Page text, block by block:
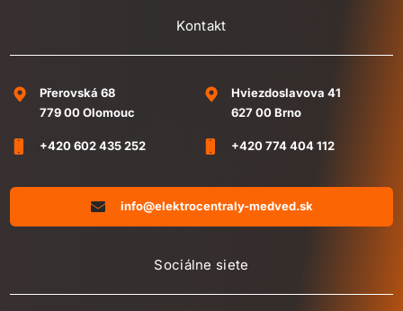
Kontakt
Přerovská 68
779 00 Olomouc
+420 602 435 252
Hviezdoslavova 41
627 00 Brno
+420 774 404 112
info@elektrocentraly-medved.sk
Sociálne siete